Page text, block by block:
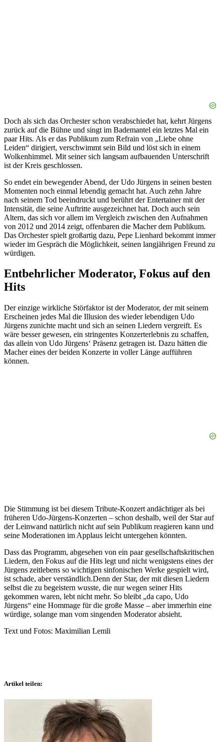
Doch als sich das Orchester schon verabschiedet hat, kehrt Jürgens
zurück auf die Bühne und singt im Bademantel ein letztes Mal ein
paar Hits. Als er das Publikum zum Refrain von „Liebe ohne
Leiden“ dirigiert, verschwimmt sein Bild und löst sich in einem
Wolkenhimmel. Mit seiner sich langsam aufbauenden Unterschrift
ist der Kreis geschlossen.
So endet ein bewegender Abend, der Udo Jürgens in seinen besten
Momenten noch einmal lebendig gemacht hat. Auch zehn Jahre
nach seinem Tod beeindruckt und berührt der Entertainer mit der
Intensität, die seine Auftritte ausgezeichnet hat. Doch auch sein
Altern, das sich vor allem im Vergleich zwischen den Aufnahmen
von 2012 und 2014 zeigt, offenbaren die Macher dem Publikum.
Das Orchester spielt großartig dazu, Pepe Lienhard bekommt immer
wieder im Gespräch die Möglichkeit, seinen langjährigen Freund zu
würdigen.
Entbehrlicher Moderator, Fokus auf den
Hits
Der einzige wirkliche Störfaktor ist der Moderator, der mit seinem
Erscheinen jedes Mal die Illusion des wieder lebendigen Udo
Jürgens zunichte macht und sich an seinen Liedern vergreift. Es
wäre besser gewesen, ein stringentes Konzerterlebnis zu schaffen,
das allein von Udo Jürgens‘ Präsenz getragen ist. Dazu hätten die
Macher eines der beiden Konzerte in voller Länge aufführen
können.
Die Stimmung ist bei diesem Tribute-Konzert andächtiger als bei
früheren Udo-Jürgens-Konzerten – schon deshalb, weil der Star auf
der Leinwand natürlich nicht auf sein Publikum reagieren kann und
seine Moderationen im Applaus leicht untergehen könnten.
Dass das Programm, abgesehen von ein paar gesellschaftskritischen
Liedern, den Fokus auf die Hits legt und nicht wenigstens eines der
Jürgens zeitlebens so wichtigen sinfonischen Werke gespielt wird,
ist schade, aber verständlich.Denn der Star, der mit diesen Liedern
selbst die zu begeistern wusste, die nur wegen seiner Hits
gekommen waren, lebt nicht mehr. So bleibt „da capo, Udo
Jürgens“ eine Hommage für die große Masse – aber immerhin eine
würdige, solange man vom singenden Moderator absieht.
Text und Fotos: Maximilian Lemli
Artikel teilen: